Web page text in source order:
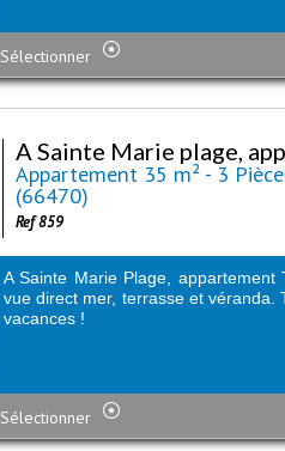
Sélectionner
A Sainte Marie plage,
Appartement 35 m² - 3
(66470)
Ref 859
A Sainte Marie Plage,
vue direct mer, terrasse et véranda.
vacances !
Sélectionner